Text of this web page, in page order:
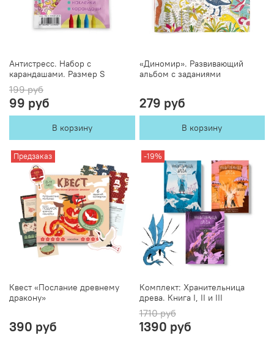
Антистресс. Набор с
карандашами. Размер S
199 руб
99 руб
В корзину
«Диномир». Развивающий
альбом с заданиями
279 руб
В корзину
Предзаказ
Квест «Послание древнему
дракону»
390 руб
-19%
Комплект: Хранительница
древа. Книга I, II и III
1710 руб
1390 руб